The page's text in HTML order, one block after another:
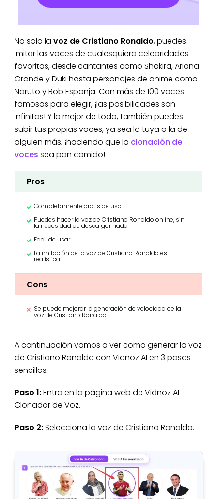
No solo la voz de Cristiano Ronaldo, puedes
imitar las voces de cualesquiera celebridades
favoritas, desde cantantes como Shakira, Ariana
Grande y Duki hasta personajes de anime como
Naruto y Bob Esponja. Con más de 100 voces
famosas para elegir, ¡las posibilidades son
infinitas! Y lo mejor de todo, también puedes
subir tus propias voces, ya sea la tuya o la de
alguien más, ¡haciendo que la clonación de
voces sea pan comido!
Pros
Completamente gratis de uso
Puedes hacer la voz de Cristiano Ronaldo online, sin
la necesidad de descargar nada
Facil de usar
La imitación de la voz de Cristiano Ronaldo es
realistica
Cons
Se puede mejorar la generación de velocidad de la
voz de Cristiano Ronaldo
A continuación vamos a ver como generar la voz
de Cristiano Ronaldo con Vidnoz AI en 3 pasos
sencillos:
Paso 1:Entra en la página web de Vidnoz AI
Clonador de Voz.
Paso 2:Selecciona la voz de Cristiano Ronaldo.